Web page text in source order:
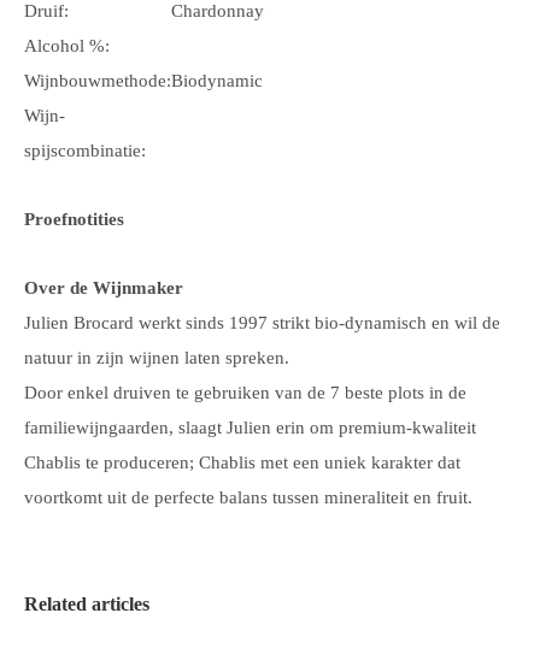
Druif:
Chardonnay
Alcohol %:
Wijnbouwmethode:Biodynamic
Wijn-
spijscombinatie:
Proefnotities
Over de Wijnmaker
Julien Brocard werkt sinds 1997 strikt bio-dynamisch en wil de
natuur in zijn wijnen laten spreken.
Door enkel druiven te gebruiken van de 7 beste plots in de
familiewijngaarden, slaagt Julien erin om premium-kwaliteit
Chablis te produceren; Chablis met een uniek karakter dat
voortkomt uit de perfecte balans tussen mineraliteit en fruit.
Related articles